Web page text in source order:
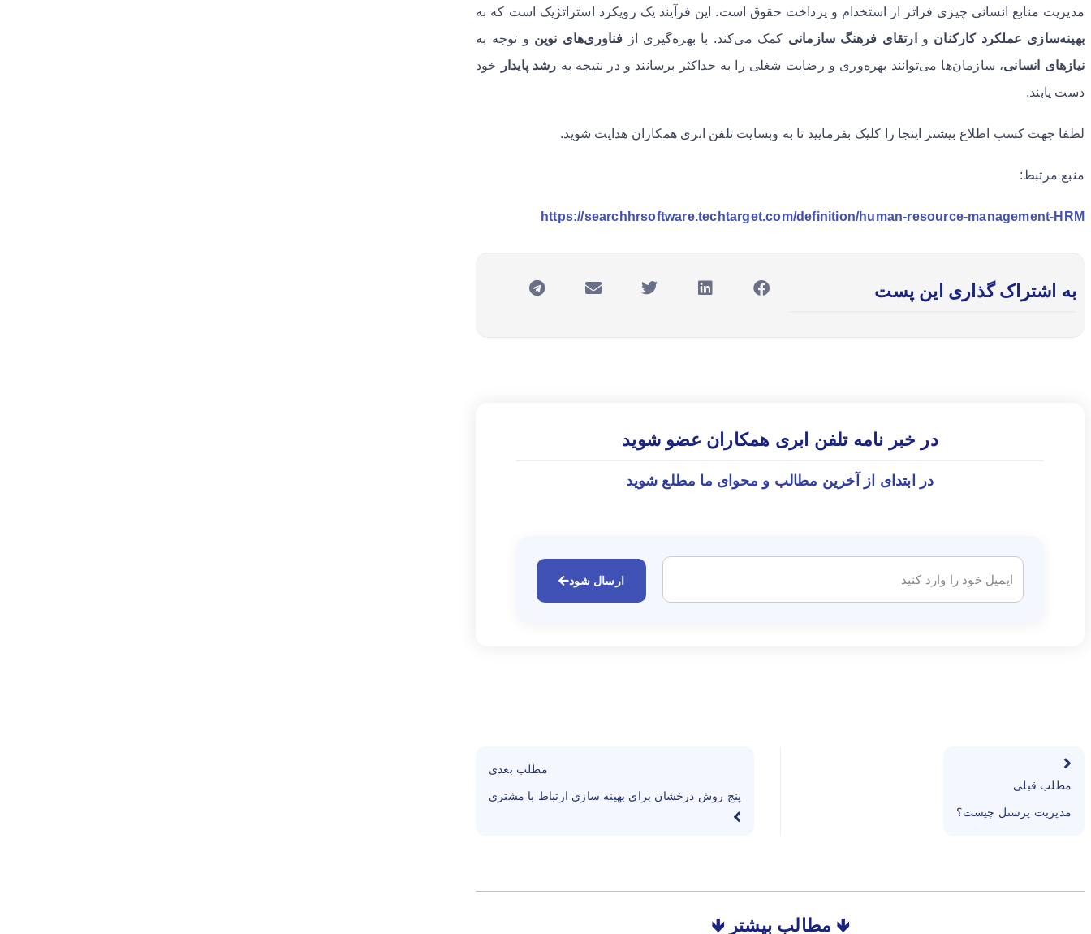
مدیریت منابع انسانی چیزی فراتر از استخدام و پرداخت حقوق است. این فرآیند یک رویکرد استراتژیک است که به
بهینه‌سازی عملکرد کارکنان و ارتقای فرهنگ سازمانی کمک می‌کند. با بهره‌گیری از فناوری‌های نوین و توجه به
نیازهای انسانی، سازمان‌ها می‌توانند بهره‌وری و رضایت شغلی را به حداکثر برسانند و در نتیجه به رشد پایدار
خود
دست یابند.
لطفا جهت کسب اطلاع بیشتر اینجا را کلیک بفرمایید تا به وبسایت تلفن ابری همکاران هدایت شوید.
منبع مرتبط:
https://searchhrsoftware.techtarget.com/definition/human-resource-management-HRM
به اشتراک گذاری این پست
در خبر نامه تلفن ابری همکاران عضو شوید
در ابتدای از آخرین مطالب و محوای ما مطلع شوید
ارسال شود
مطلب قبلی
مدیریت پرسنل چیست؟
مطلب بعدی
پنج روش درخشان برای بهینه سازی ارتباط با مشتری
🡻 مطالب بیشتر 🡻